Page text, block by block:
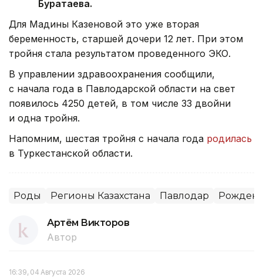
Буратаева.
Для Мадины Казеновой это уже вторая
беременность, старшей дочери 12 лет. При этом
тройня стала результатом проведенного ЭКО.
В управлении здравоохранения сообщили,
с начала года в Павлодарской области на свет
появилось 4250 детей, в том числе 33 двойни
и одна тройня.
Напомним, шестая тройня с начала года родилась
в Туркестанской области.
Роды Регионы Казахстана Павлодар
Артём Викторов
Автор
16:39, 04 Августа 2026